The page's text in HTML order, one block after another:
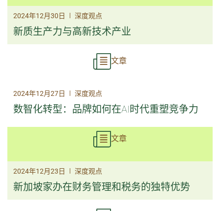
2024年12月30日 | 深度观点
新质生产力与高新技术产业
文章
2024年12月27日 | 深度观点
数智化转型：品牌如何在AI时代重塑竞争力
文章
2024年12月23日 | 深度观点
新加坡家办在财务管理和税务的独特优势